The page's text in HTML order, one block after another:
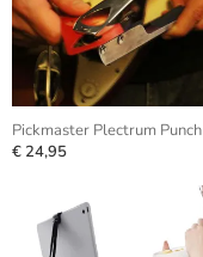
Pickmaster Plectrum Punch
€ 24,95